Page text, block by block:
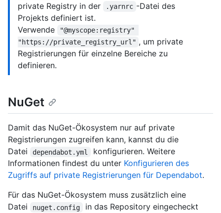
private Registry in der
.yarnrc -Datei des
Projekts definiert ist.
Verwende
"@myscope:registry"
"https://private_registry_url" , um private
Registrierungen für einzelne Bereiche zu
definieren.
NuGet
Damit das NuGet-Ökosystem nur auf private
Registrierungen zugreifen kann, kannst du die
Datei
dependabot.yml
konfigurieren. Weitere
Informationen findest du unter Konfigurieren des
Zugriffs auf private Registrierungen für Dependabot.
Für das NuGet-Ökosystem muss zusätzlich eine
Datei
nuget.config
in das Repository eingecheckt